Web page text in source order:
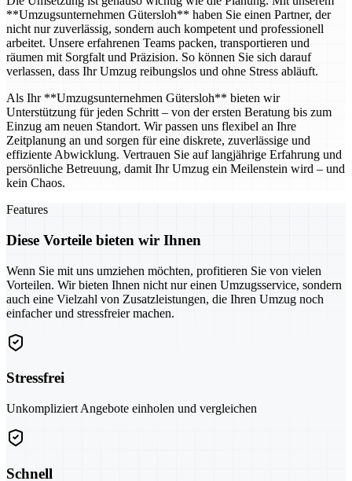
**Umzugsunternehmen Gütersloh** haben Sie einen Partner, der
nicht nur zuverlässig, sondern auch kompetent und professionell
arbeitet. Unsere erfahrenen Teams packen, transportieren und
räumen mit Sorgfalt und Präzision. So können Sie sich darauf
verlassen, dass Ihr Umzug reibungslos und ohne Stress abläuft.
Als Ihr **Umzugsunternehmen Gütersloh** bieten wir
Unterstützung für jeden Schritt – von der ersten Beratung bis zum
Einzug am neuen Standort. Wir passen uns flexibel an Ihre
Zeitplanung an und sorgen für eine diskrete, zuverlässige und
effiziente Abwicklung. Vertrauen Sie auf langjährige Erfahrung und
persönliche Betreuung, damit Ihr Umzug ein Meilenstein wird – und
kein Chaos.
Features
Diese Vorteile bieten wir Ihnen
Wenn Sie mit uns umziehen möchten, profitieren Sie von vielen
Vorteilen. Wir bieten Ihnen nicht nur einen Umzugsservice, sondern
auch eine Vielzahl von Zusatzleistungen, die Ihren Umzug noch
einfacher und stressfreier machen.
Stressfrei
Unkompliziert Angebote einholen und vergleichen
Schnell